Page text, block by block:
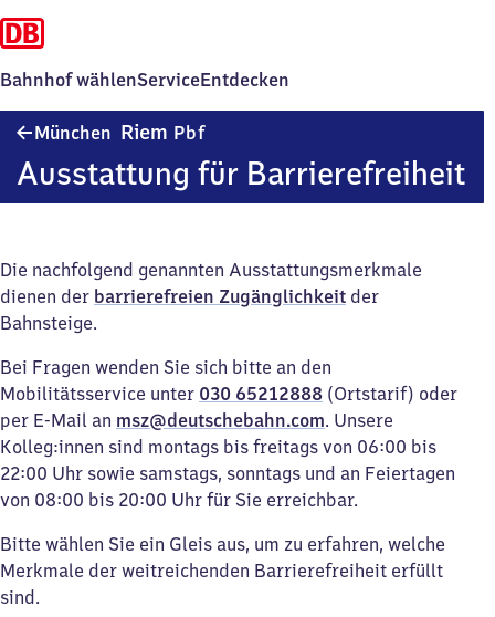
Bahnhof wählenServiceEntdecken
München Riem PbfMünchen-
Personenbahnhof
Ausstattung für Barrierefreiheit
Die nachfolgend genannten Ausstattungsmerkmale
dienen der barrierefreien Zugänglichkeit der
Bahnsteige.
Bei Fragen wenden Sie sich bitte an den
Mobilitätsservice unter 030 65212888 (Ortstarif) oder
per E-Mail an msz@deutschebahn.com. Unsere
Kolleg:innen sind montags bis freitags von 06:00 bis
22:00 Uhr sowie samstags, sonntags und an Feiertagen
von 08:00 bis 20:00 Uhr für Sie erreichbar.
Bitte wählen Sie ein Gleis aus, um zu erfahren, welche
Merkmale der weitreichenden Barrierefreiheit erfüllt
sind.